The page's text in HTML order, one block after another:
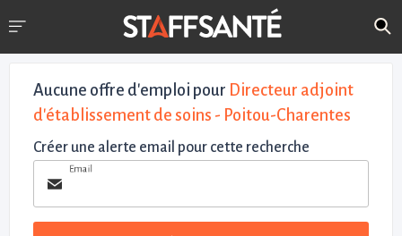
Aucune offre d'emploi pour Directeur adjoint
d'établissement de soins - Poitou-Charentes
Créer une alerte email pour cette recherche
Email